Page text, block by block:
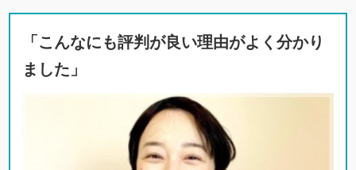
「こんなにも評判が良い理由がよく分かり
ました」